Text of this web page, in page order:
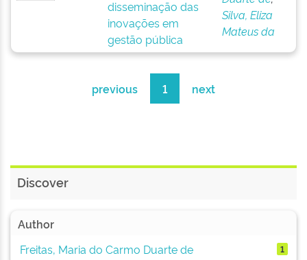
disseminação das
inovações em
gestão pública
Silva, Eliza
Mateus da
previous 1 next
Discover
Author
Freitas, Maria do Carmo Duarte de
1